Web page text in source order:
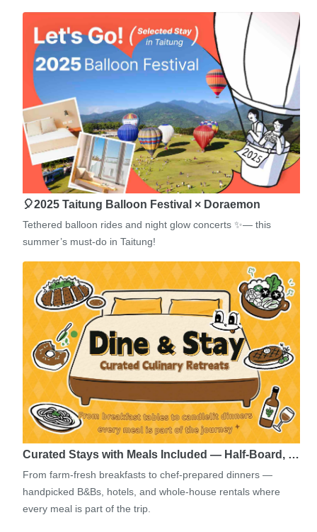
🎈2025 Taitung Balloon Festival × Doraemon
Tethered balloon rides and night glow concerts ✨— this
summer’s must-do in Taitung!
Curated Stays with Meals Included — Half-Board, …
From farm-fresh breakfasts to chef-prepared dinners —
handpicked B&Bs, hotels, and whole-house rentals where
every meal is part of the trip.